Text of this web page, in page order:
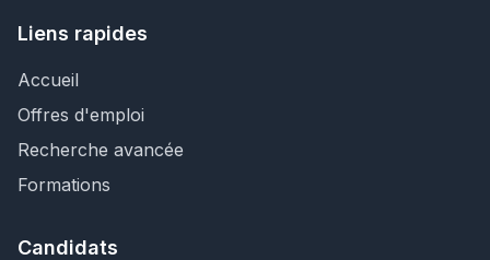
Liens rapides
Accueil
Offres d'emploi
Recherche avancée
Formations
Candidats